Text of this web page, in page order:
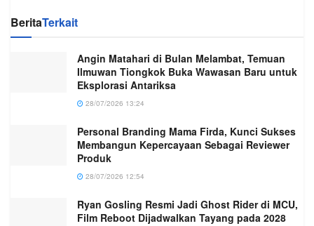
BeritaTerkait
Angin Matahari di Bulan Melambat, Temuan
Ilmuwan Tiongkok Buka Wawasan Baru untuk
Eksplorasi Antariksa
28/07/2026 13:24
Personal Branding Mama Firda, Kunci Sukses
Membangun Kepercayaan Sebagai Reviewer
Produk
28/07/2026 12:54
Ryan Gosling Resmi Jadi Ghost Rider di MCU,
Film Reboot Dijadwalkan Tayang pada 2028